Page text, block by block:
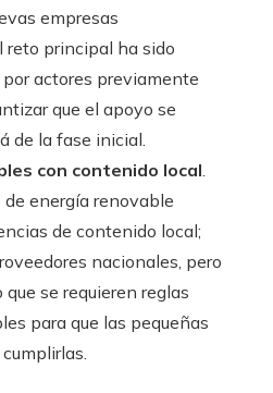
empresas
reto principal ha sido
actores previamente
que el apoyo se
de la fase inicial.
con contenido local.
energía renovable
de contenido local;
nacionales, pero
se requieren reglas
para que las pequeñas